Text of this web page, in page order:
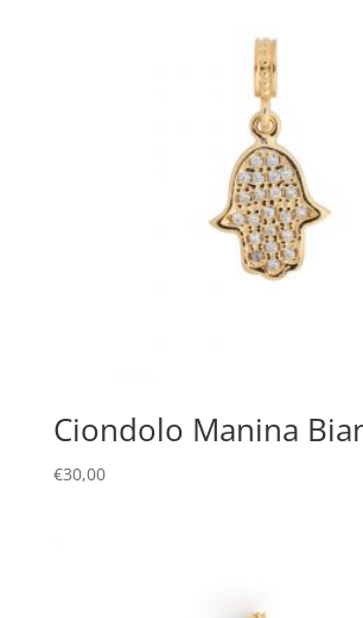
Ciondolo Manina
€30,00